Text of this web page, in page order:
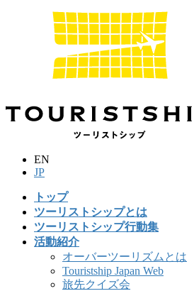
移
動
ン
に
EN
JP
トップ
ツーリストシップとは
ツーリストシップ行動集
活動紹介
オーバーツーリズムとは
Touristship Japan Web
旅先クイズ会